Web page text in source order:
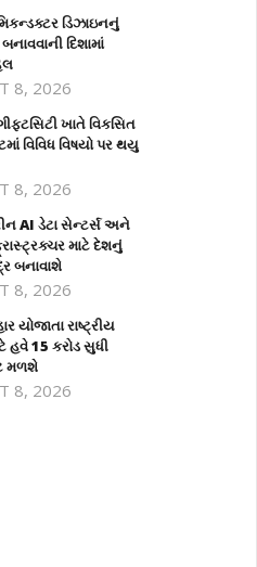
ગુજરાતને ગ્રીન AI ડેટા સેન્ટર્સ અને
ડિઝાઇનનું
દિશામાં
8, 2026
ખાતે વિકસિત
વિવિધ વિષયો પર થયુ
8, 2026
AI ડેટા સેન્ટર્સ અને
માટે દેશનું
બનાવાશે
8, 2026
યોજાતા રાષ્ટ્રીય
હવે 15 કરોડ સુધી
મળશે
8, 2026